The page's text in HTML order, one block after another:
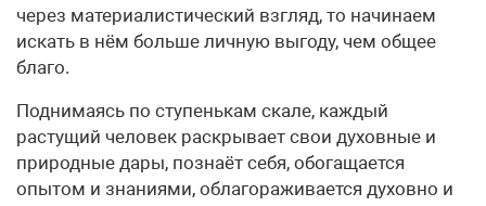
через материалистический взгляд, то начинаем
искать в нём больше личную выгоду, чем общее
благо.
Поднимаясь по ступенькам скале, каждый
растущий человек раскрывает свои духовные и
природные дары, познаёт себя, обогащается
опытом и знаниями, облагораживается духовно и